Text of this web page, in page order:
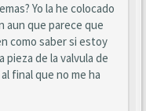
Yo la he colocado
aun que parece que
como saber si estoy
de la valvula de
final que no me ha